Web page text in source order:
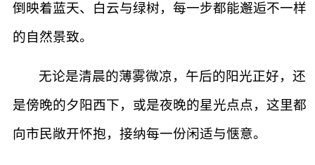
倒映着蓝天、白云与绿树，每一步都能邂逅不一样
的自然景致。
无论是清晨的薄雾微凉，午后的阳光正好，还
是傍晚的夕阳西下，或是夜晚的星光点点，这里都
向市民敞开怀抱，接纳每一份闲适与惬意。